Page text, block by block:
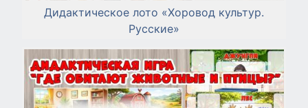
Дидактическое лото «Хоровод культур.
Русские»